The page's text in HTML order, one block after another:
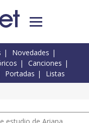
Novedades
Canciones
Portadas Listas